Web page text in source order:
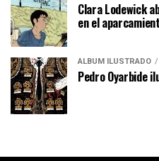
Clara Lodewick
en el
ÁLBUM ILUSTRADO
Pedro Oyarbide